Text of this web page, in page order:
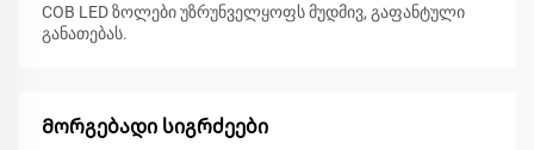
COB LED ზოლები უზრუნველყოფს მუდმივ, გაფანტული
განათებას.
Მორგებადი სიგრძეები